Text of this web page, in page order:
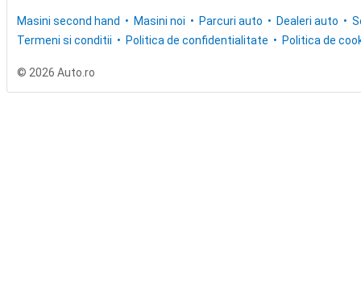
Masini second hand Masini noi Parcuri auto Dealeri auto
Termeni si conditii
Politica de confidentialitate Politica de
© 2026 Auto.ro